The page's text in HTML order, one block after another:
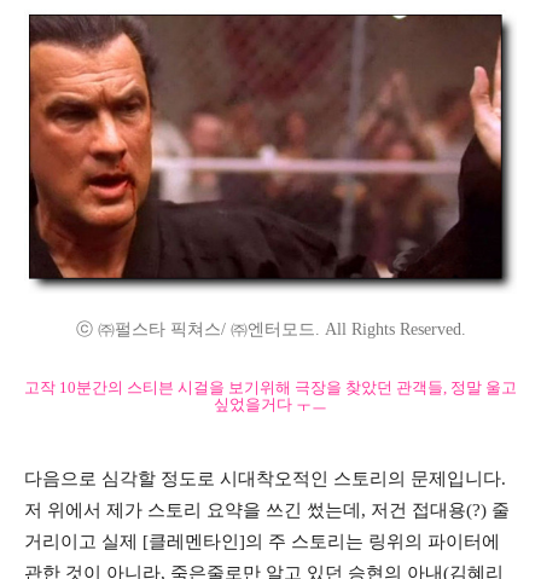
ⓒ ㈜펄스타 픽쳐스/ ㈜엔터모드. All Rights Reserved.
고작 10분간의 스티븐 시걸을 보기위해 극장을 찾았던 관객들, 정말 울고
싶었을거다 ㅜㅡ
다음으로 심각할 정도로 시대착오적인 스토리의 문제입니다.
저 위에서 제가 스토리 요약을 쓰긴 썼는데, 저건 접대용(?) 줄
거리이고 실제 [클레멘타인]의 주 스토리는 링위의 파이터에
관한 것이 아니라, 죽은줄로만 알고 있던 승현의 아내(김혜리